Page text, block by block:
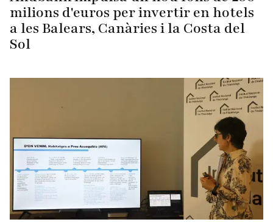
milions d'euros per invertir en hotels
a les Balears, Canàries i la Costa del
Sol